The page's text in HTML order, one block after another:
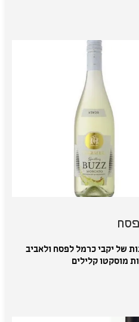
של יקבי כרמל לפסח ולאביב